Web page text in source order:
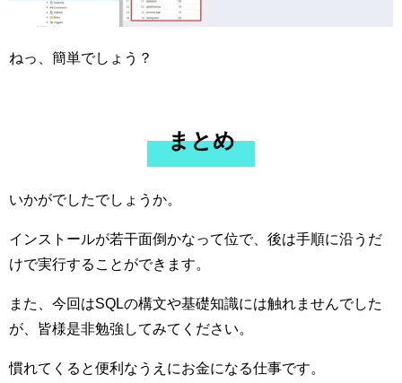
ねっ、簡単でしょう？
まとめ
いかがでしたでしょうか。
インストールが若干面倒かなって位で、後は手順に沿うだ
けで実行することができます。
また、今回はSQLの構文や基礎知識には触れませんでした
が、皆様是非勉強してみてください。
慣れてくると便利なうえにお金になる仕事です。